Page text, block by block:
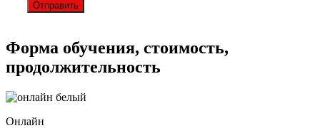
Форма обучения, стоимость,
продолжительность
Онлайн